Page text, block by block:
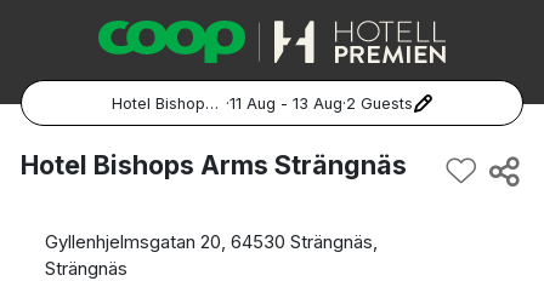
Hotel Bishops Arms Strängnäs ·11 Aug - 13 Aug·2 Guests
Popular Destinations:
Stockholm
Hotel Bishops Arms Strängnäs
Gyllenhjelmsgatan 20, 64530 Strängnäs,
Strängnäs